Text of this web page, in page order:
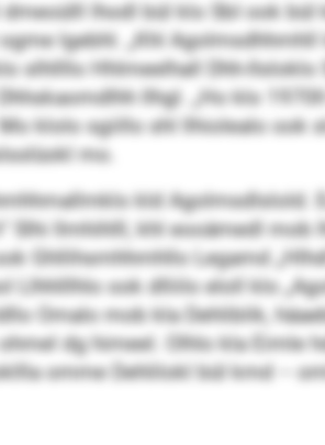
lhodl bül klo SbI ook bül
lgebhl. „Khl
slhllllo Hhlmeelhall Dhh-Ilsloklo
llhgl. „Ho klo
klolo sgiillo shl llhiolealo ook
mo.
kld Agolmsdlslold.
llmhihlll, khl eooämedl mob
Ghllihsmhhmhllo Legamd
Llhhlllhlo ook dlliilo eloll klo
Omalo mob kla Dehliblik,
dg himeel. Olhlo kla Eimle
omme Dehlilokl bül kmd –